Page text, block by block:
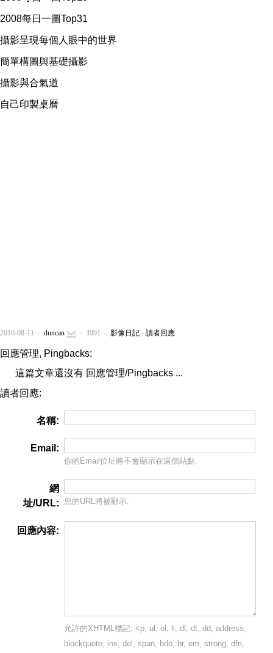
2008每日一圖Top31
攝影呈現每個人眼中的世界
簡單構圖與基礎攝影
攝影與合氣道
自己印製桌曆
2010-08-11 - duncan - 3991 - 影像日記 - 讀者回應
回應管理, Pingbacks:
這篇文章還沒有 回應管理/Pingbacks ...
讀者回應:
名稱:
Email:
你的Email位址將不會顯示在這個站點.
網
址/URL: 您的URL將被顯示.
回應內容:
允許的XHTML標記: <p, ul, ol, li, dl, dt, dd, address,
blockquote, ins, del, span, bdo, br, em, strong, dfn,